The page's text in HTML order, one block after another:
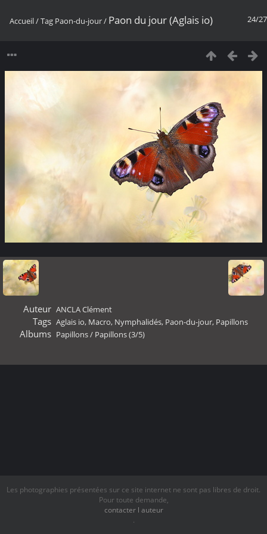
24/27
Accueil/Tag Paon-du-jour/ Paon du jour (Aglais io)
Auteur ANCLA Clément
Tags Aglais io, Macro, Nymphalidés, Paon-du-jour, Papillons
Albums Papillons/ Papillons (3/5)
Les photographies présentées sur ce site internet ne sont pas libres de droit.
Pour toute demande,
contacter l auteur
.